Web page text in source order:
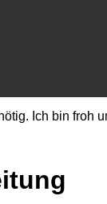
Ich bin froh